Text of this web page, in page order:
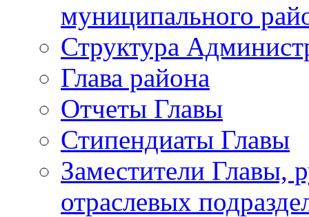
муниципального
Структура
Глава района
Отчеты Главы
Стипендиаты Главы
Заместители Главы,
отраслевых